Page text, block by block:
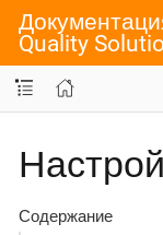
Quality
Содержание